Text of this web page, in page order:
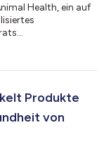
Health, ein auf
der Harvard
der Ciba-Sandoz-
Produkte
von